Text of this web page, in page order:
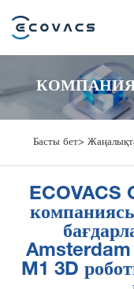
Басты бет>
ECOVACS
Amsterdam
M1 3D